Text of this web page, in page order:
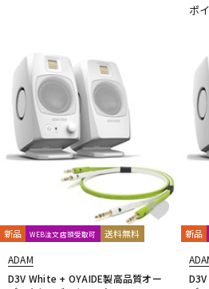
ポ
新品 WEB注文店頭受取可 送料無料
ADAM
D3V White + OYAIDE製高品質オー
新品